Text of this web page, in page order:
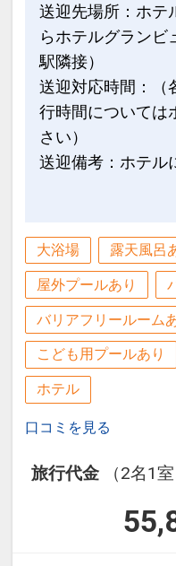
ホテルポイント
●ウェルカムドリ
１４：００～２
●展望大浴場入
●駐車場ご利用代
31日
インターネット
17511269
送迎先場所：ホテ
らホテルグランビ
駅隣接）
送迎対応時間：（
行時間については
さい）
送迎備考：ホテル
大浴場 露天風呂
屋外プールあり
バリアフリールーム
こども用プールあり
ホテル
口コミを見る
旅行代金
（2名1